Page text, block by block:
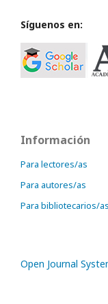
Síguenos en:
Información
Para lectores/as
Para autores/as
Para bibliotecarios/as
Open Journal